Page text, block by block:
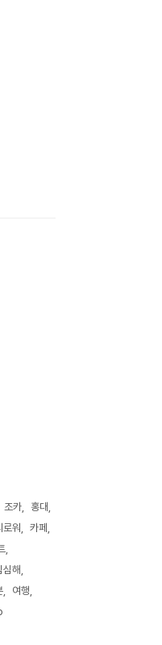
조카
홍대
로워
카페
심해
여행